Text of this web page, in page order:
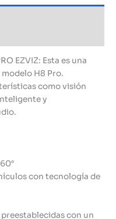
EZVIZ: Esta es una
modelo H8 Pro.
como visión
y
con tecnología de
con un